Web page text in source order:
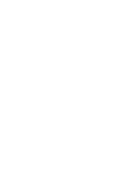
sommerhus lige ved
fantastisk udsigt over